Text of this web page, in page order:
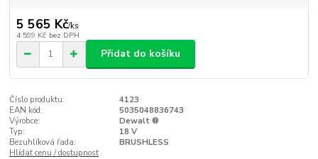
5 565 Kč/ks
4 599 Kč bez DPH
Přidat do košíku
Číslo produktu:
4123
EAN kód:
5035048836743
Výrobce:
Dewalt ®
Typ:
18 V
Bezuhlíková řada:
BRUSHLESS
Hlídat cenu / dostupnost